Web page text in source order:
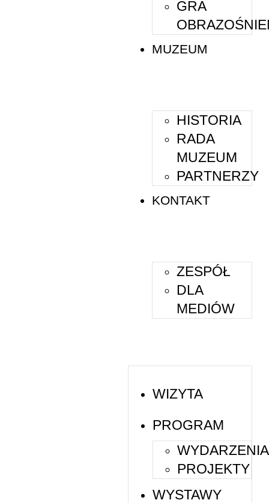
GRA
MUZEUM
HISTORIA
RADA
MUZEUM
PARTNERZY
KONTAKT
ZESPÓŁ
DLA
MEDIÓW
WIZYTA
PROGRAM
WYDARZENIA
PROJEKTY
WYSTAWY